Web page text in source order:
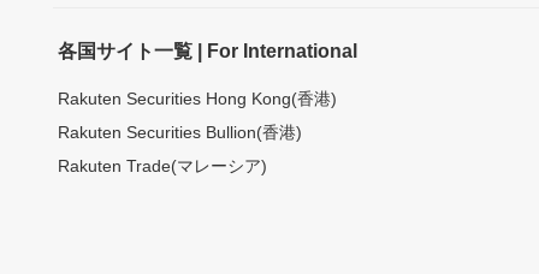
各国サイト一覧 | For International
Rakuten Securities Hong Kong(香港)
Rakuten Securities Bullion(香港)
Rakuten Trade(マレーシア)